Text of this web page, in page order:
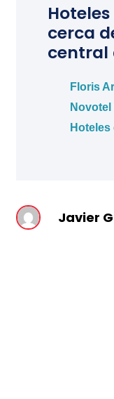
cerca
central
Floris
Novotel
Hoteles
Javier